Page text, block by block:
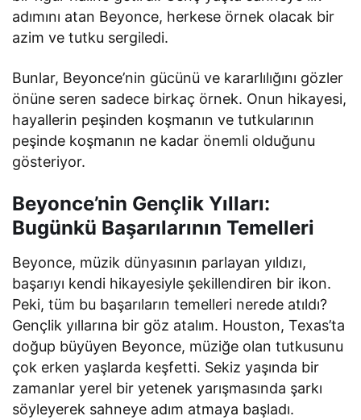
adımını atan Beyonce, herkese örnek olacak bir
azim ve tutku sergiledi.
Bunlar, Beyonce’nin gücünü ve kararlılığını gözler
önüne seren sadece birkaç örnek. Onun hikayesi,
hayallerin peşinden koşmanın ve tutkularının
peşinde koşmanın ne kadar önemli olduğunu
gösteriyor.
Beyonce’nin Gençlik Yılları:
Bugünkü Başarılarının Temelleri
Beyonce, müzik dünyasının parlayan yıldızı,
başarıyı kendi hikayesiyle şekillendiren bir ikon.
Peki, tüm bu başarıların temelleri nerede atıldı?
Gençlik yıllarına bir göz atalım. Houston, Texas’ta
doğup büyüyen Beyonce, müziğe olan tutkusunu
çok erken yaşlarda keşfetti. Sekiz yaşında bir
zamanlar yerel bir yetenek yarışmasında şarkı
söyleyerek sahneye adım atmaya başladı.